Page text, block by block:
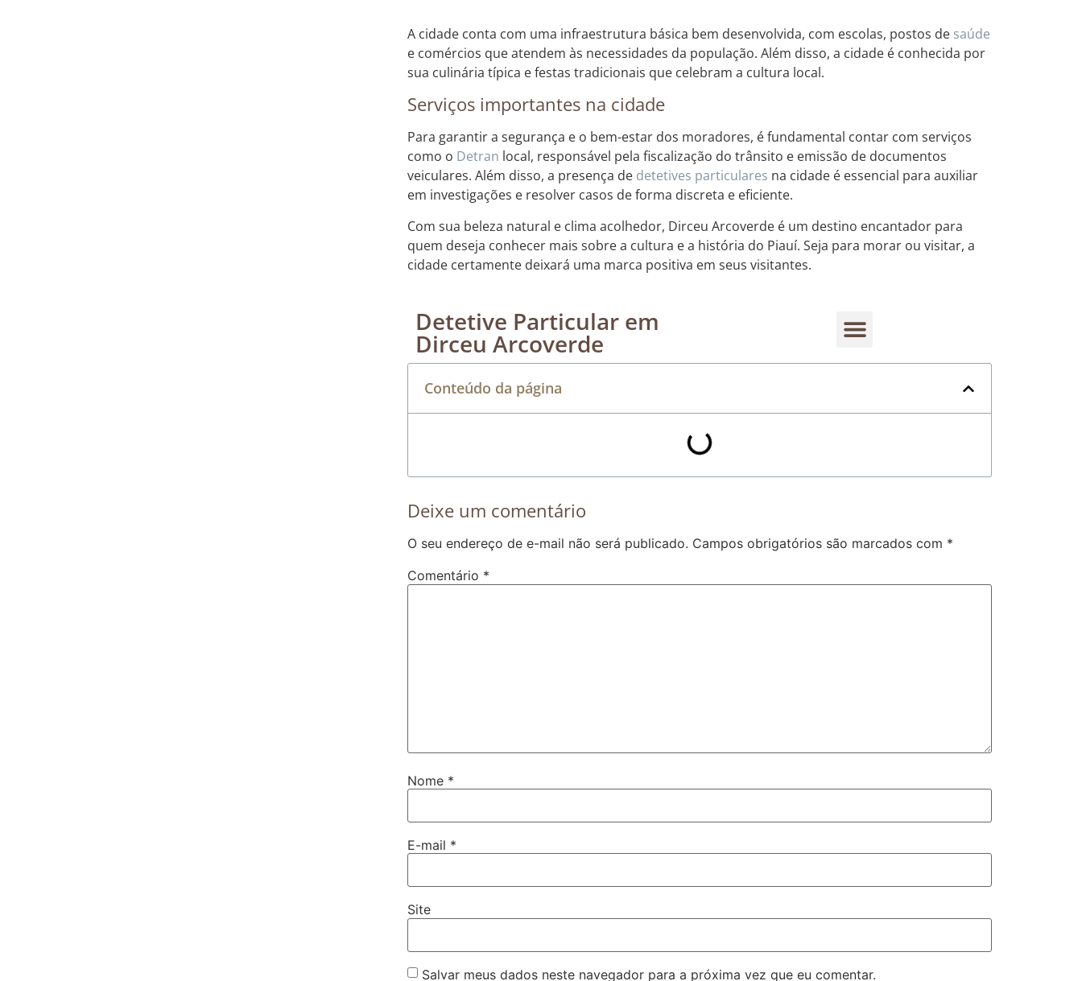
A cidade conta com uma infraestrutura básica bem desenvolvida, com escolas, postos de saúde
e comércios que atendem às necessidades da população. Além disso, a cidade é conhecida por
sua culinária típica e festas tradicionais que celebram a cultura local.
Serviços importantes na cidade
Para garantir a segurança e o bem-estar dos moradores, é fundamental contar com serviços
como o Detran local, responsável pela fiscalização do trânsito e emissão de documentos
veiculares. Além disso, a presença de detetives particulares na cidade é essencial para auxiliar
em investigações e resolver casos de forma discreta e eficiente.
Com sua beleza natural e clima acolhedor, Dirceu Arcoverde é um destino encantador para
quem deseja conhecer mais sobre a cultura e a história do Piauí. Seja para morar ou visitar, a
cidade certamente deixará uma marca positiva em seus visitantes.
Detetive Particular em
Dirceu Arcoverde
Conteúdo da página
Deixe um comentário
O seu endereço de e-mail não será publicado. Campos obrigatórios são marcados com *
Comentário *
Nome *
E-mail *
Site
Salvar meus dados neste navegador para a próxima vez que eu comentar.